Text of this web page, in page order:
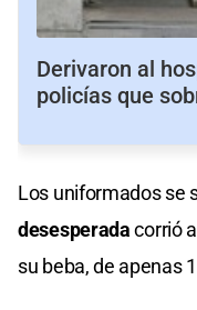
Derivaron al
policías que
Los uniformados se
desesperadacorrió
su beba, de apenas